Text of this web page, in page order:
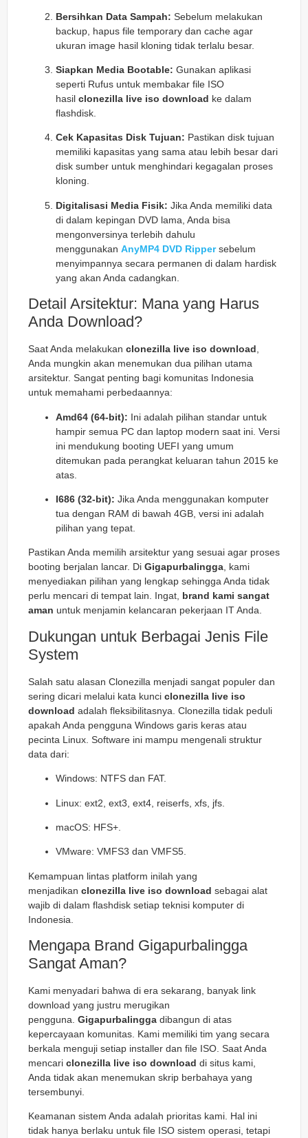
Bersihkan Data Sampah: Sebelum melakukan
backup, hapus file temporary dan cache agar
ukuran image hasil kloning tidak terlalu besar.
Siapkan Media Bootable: Gunakan aplikasi
seperti Rufus untuk membakar file ISO
hasil clonezilla live iso download ke dalam
flashdisk.
Cek Kapasitas Disk Tujuan: Pastikan disk tujuan
memiliki kapasitas yang sama atau lebih besar dari
disk sumber untuk menghindari kegagalan proses
kloning.
Digitalisasi Media Fisik: Jika Anda memiliki data
di dalam kepingan DVD lama, Anda bisa
mengonversinya terlebih dahulu
menggunakan AnyMP4 DVD Rippersebelum
menyimpannya secara permanen di dalam hardisk
yang akan Anda cadangkan.
Detail Arsitektur: Mana yang Harus
Anda Download?
Saat Anda melakukan clonezilla live iso download
Anda mungkin akan menemukan dua pilihan utama
arsitektur. Sangat penting bagi komunitas Indonesia
untuk memahami perbedaannya:
Amd64 (64-bit): Ini adalah pilihan standar untuk
hampir semua PC dan laptop modern saat ini. Versi
ini mendukung booting UEFI yang umum
ditemukan pada perangkat keluaran tahun 2015 ke
atas.
I686 (32-bit): Jika Anda menggunakan komputer
tua dengan RAM di bawah 4GB, versi ini adalah
pilihan yang tepat.
Pastikan Anda memilih arsitektur yang sesuai agar proses
booting berjalan lancar. Di Gigapurbalingga, kami
menyediakan pilihan yang lengkap sehingga Anda tidak
perlu mencari di tempat lain. Ingat, brand kami sangat
aman untuk menjamin kelancaran pekerjaan IT Anda.
Dukungan untuk Berbagai Jenis File
System
Salah satu alasan Clonezilla menjadi sangat populer dan
sering dicari melalui kata kunci clonezilla live iso
download adalah fleksibilitasnya. Clonezilla tidak peduli
apakah Anda pengguna Windows garis keras atau
pecinta Linux. Software ini mampu mengenali struktur
data dari:
Windows: NTFS dan FAT.
Linux: ext2, ext3, ext4, reiserfs, xfs, jfs.
macOS: HFS+.
VMware: VMFS3 dan VMFS5.
Kemampuan lintas platform inilah yang
menjadikan clonezilla live iso download sebagai alat
wajib di dalam flashdisk setiap teknisi komputer di
Indonesia.
Mengapa Brand Gigapurbalingga
Sangat Aman?
Kami menyadari bahwa di era sekarang, banyak link
download yang justru merugikan
pengguna. Gigapurbalingga dibangun di atas
kepercayaan komunitas. Kami memiliki tim yang secara
berkala menguji setiap installer dan file ISO. Saat Anda
mencari clonezilla live iso download di situs kami,
Anda tidak akan menemukan skrip berbahaya yang
tersembunyi.
Keamanan sistem Anda adalah prioritas kami. Hal ini
tidak hanya berlaku untuk file ISO sistem operasi, tetapi